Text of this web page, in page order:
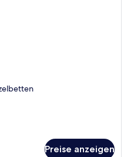
Preise anzeigen